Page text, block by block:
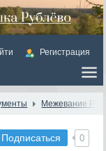
Регистрация
Межевание
Подписаться 0